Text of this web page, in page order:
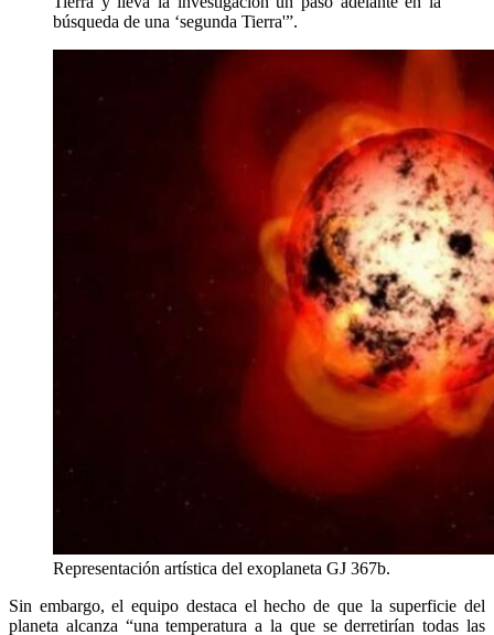
búsqueda de una ‘segunda Tierra'”.
Representación artística del exoplaneta GJ 367b.
Sin embargo, el equipo destaca el hecho de que la superficie del
planeta alcanza “una temperatura a la que se derretirían todas las